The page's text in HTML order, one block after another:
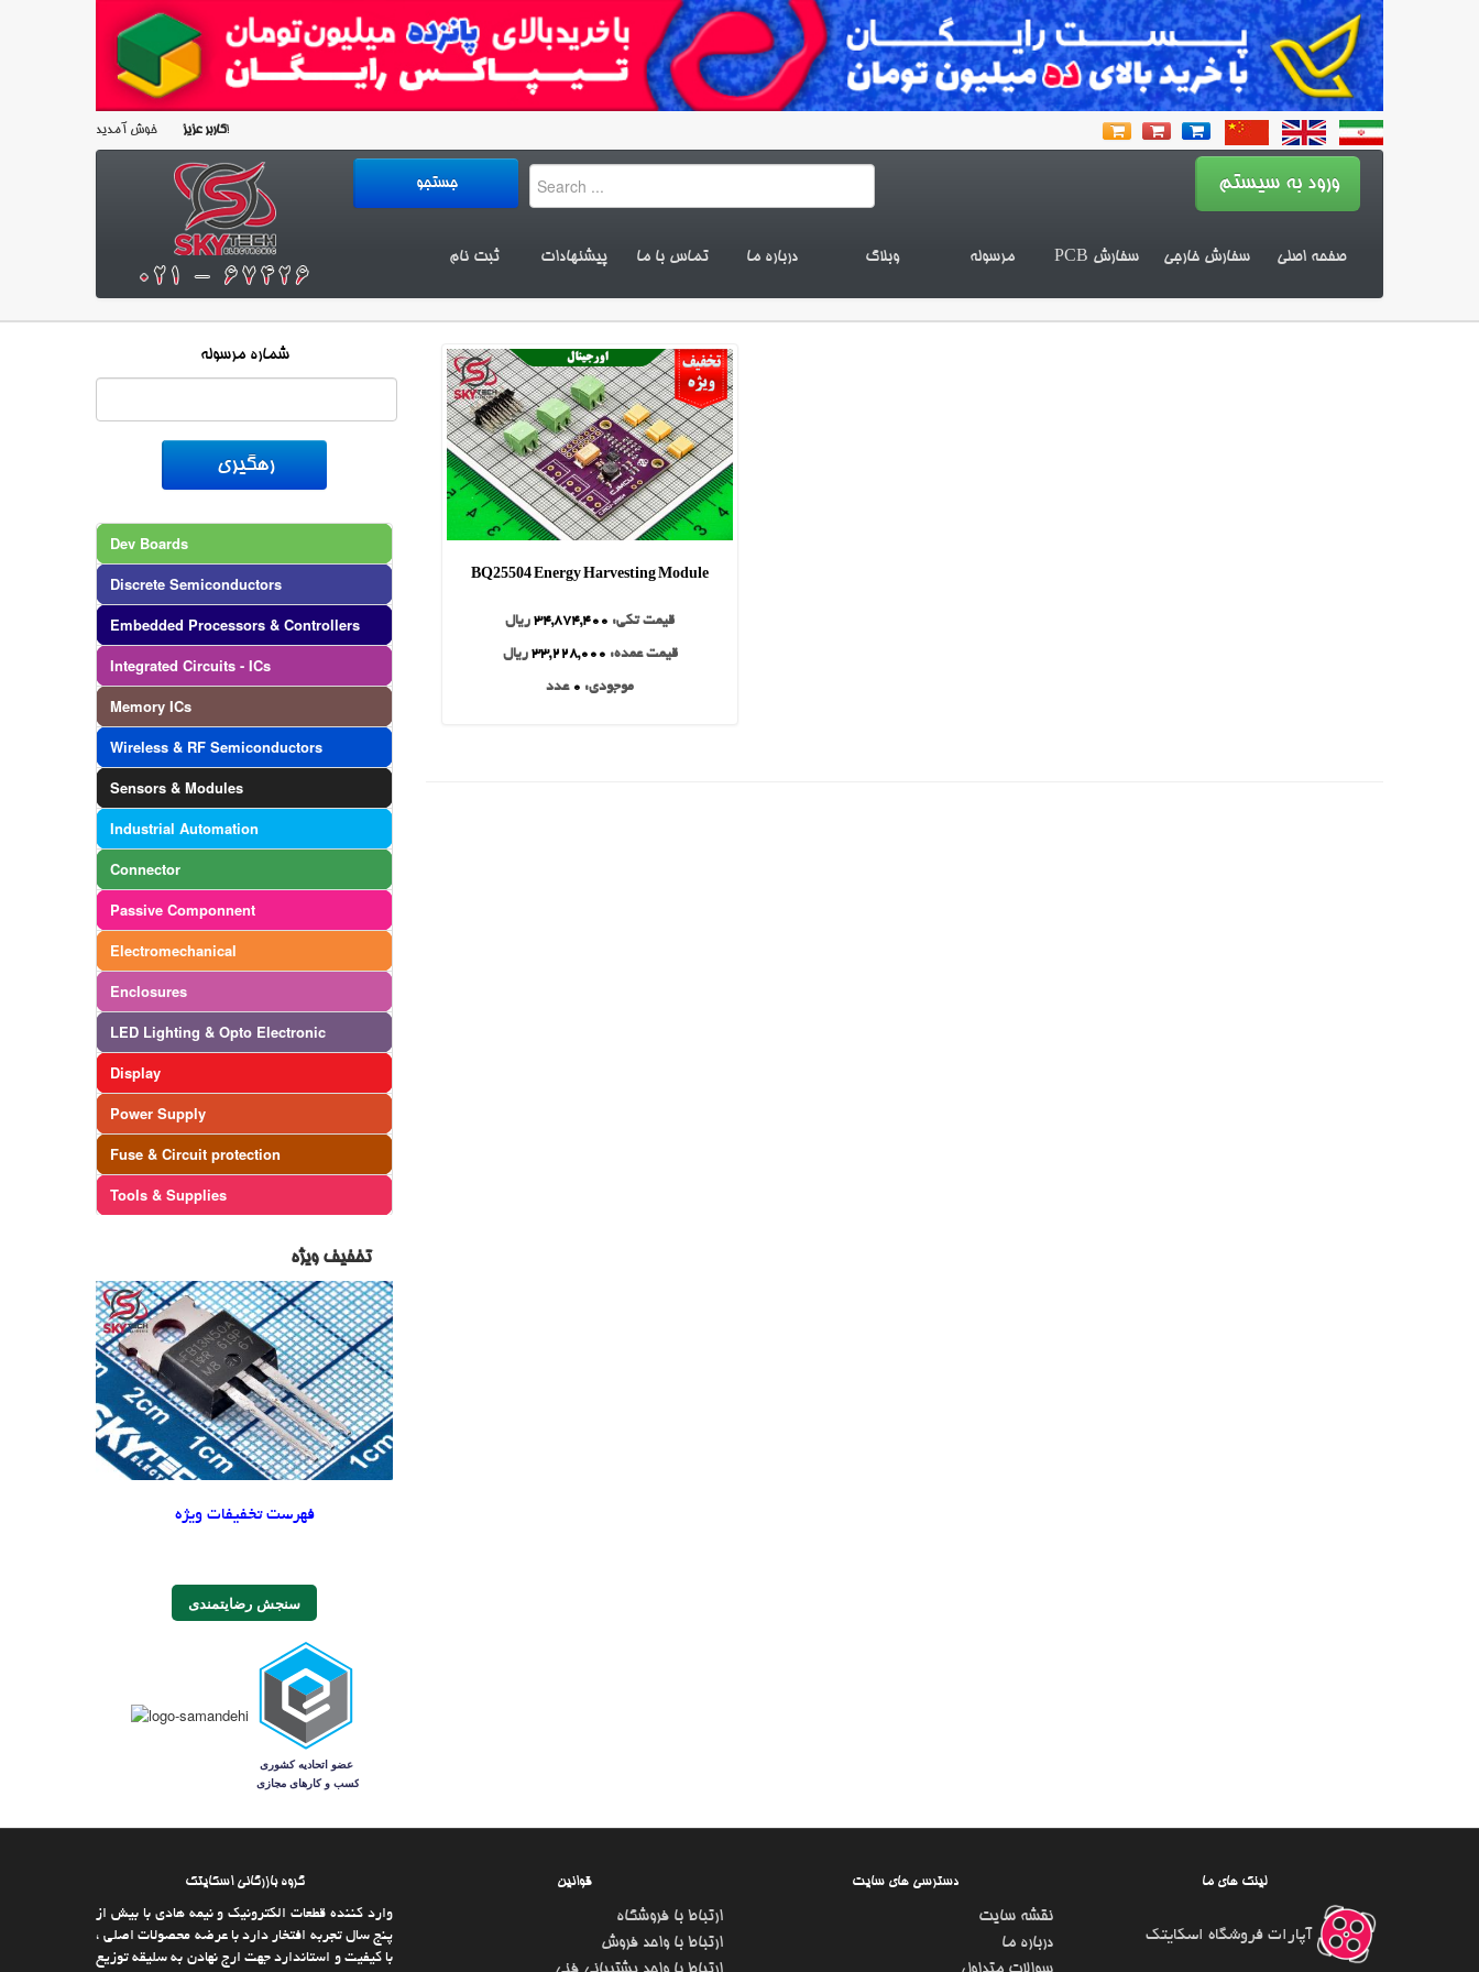
کاربر عزیزخوش آمدید!
صفحه اصلی سفارش خارجی سفارش PCB مرسوله وبلاگ درباره ما تماس با ما پیشنهادات ثبت نام
شماره مرسوله
Dev Boards
Discrete Semiconductors
Embedded Processors & Controllers
Integrated Circuits - ICs
Memory ICs
Wireless & RF Semiconductors
Sensors & Modules
Industrial Automation
Connector
Passive Componnent
Electromechanical
Enclosures
LED Lighting & Opto Electronic
Display
Power Supply
Fuse & Circuit protection
Tools & Supplies
تخفیف ویژه
فهرست تخفیفات ویژه
سنجش رضایتمندی
BQ25504 Energy Harvesting Module
قیمت تکی: 34,874,400 ریال
قیمت عمده: 33,228,000 ریال
موجودی: 0 عدد
گروه بازرگانی اسکایتک
وارد كننده قطعات الکترونیک و نیمه هادی با بیش از
پنج سال تجربه افتخار دارد با عرضه محصولات اصلی ،
با كیفیت و استاندارد جهت ارج نهادن به سلیقه توزیع
قوانین
ارتباط با فروشگاه
ارتباط با واحد فروش
دسترسی های سایت
نقشه سایت
درباره ما
لینک های ما
آپارات فروشگاه اسکایتک